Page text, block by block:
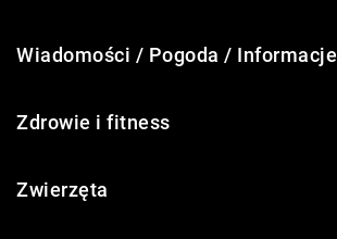
Wiadomości / Pogoda / Informacje
Zdrowie i fitness
Zwierzęta